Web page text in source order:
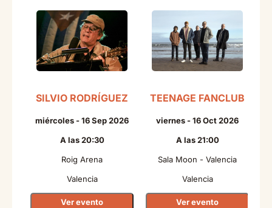
SILVIO RODRÍGUEZ
miércoles - 16 Sep 2026
A las 20:30
Roig Arena
Valencia
Ver evento
TEENAGE FANCLUB
viernes - 16 Oct 2026
A las 21:00
Sala Moon - Valencia
Valencia
Ver evento